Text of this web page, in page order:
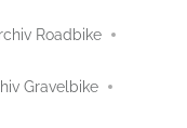
Roadbike
Gravelbike